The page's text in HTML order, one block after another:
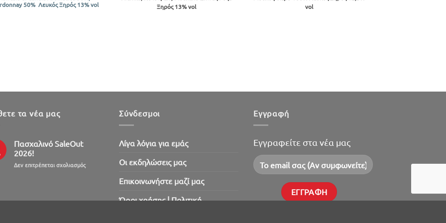
was:
€10.91.
τιμή
είναι:
50% Λευκός Ξηρός 13% vol
was:
€10.91.
τιμή
είναι:
Ξηρός 13% vol
was:
€12.00.
τιμή
vol
τα νέα μας
Πασχαλινό SaleOut
2026!
Δεν επιτρέπεται σχολιασμόςστο
Σύνδεσμοι
Λίγα λόγια για εμάς
Oι εκδηλώσεις μας
Επικοινωνήστε μαζί μας
Όροι χρήσης | Πολιτική
Εγγραφή
Εγγραφείτε στα νέα μας